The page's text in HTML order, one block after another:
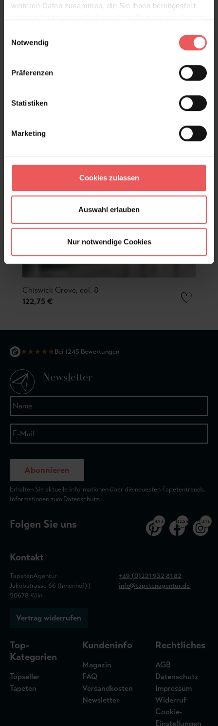
weiteren Daten zusammen, die Sie ihnen bereitgestellt
Notwendig
Präferenzen
Statistiken
Marketing
Cookies zulassen
Auswahl erlauben
Nur notwendige Cookies
Chiswick Grove, col. 8
122,75 €
★★★★★Bei 1245 Bewertungen
Newsletter
Abonnieren
Erhalten Sie aktuelle Informationen über die neuesten Tapetentrends.
Informationen zum Datenschutz.
Folgen Sie uns 4,9 k 32,5 k 3,1 k
Kontakt
TapetenAgentur
Jakobstrasse 66 (Innenhof) |
50678 Köln
+49 (0)221 932 81 82
info@tapetenagentur.de
Vertrag widerrufen
Top-
Kategorien
Topseller
Tapeten
Kundeninfo
Magazin
FAQ
Versandkosten
Newsletter
Rechtliches
AGB
Datenschutz
Impressum
Widerruf
Cookie-
Einstellungen